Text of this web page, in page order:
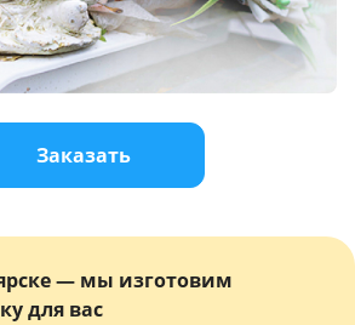
Заказать
— мы изготовим
для вас